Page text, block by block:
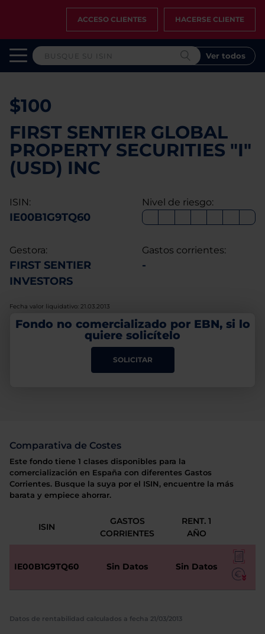
ACCESO CLIENTES HACERSE CLIENTE
Ver todos
$100
FIRST SENTIER GLOBAL
PROPERTY SECURITIES "I"
(USD) INC
ISIN:
IE00B1G9TQ60
Nivel de riesgo:
Gestora:
FIRST SENTIER
INVESTORS
Gastos corrientes:
-
Fecha valor liquidativo: 21.03.2013
Fondo no comercializado por EBN, si lo
quiere solicítelo
SOLICITAR
Comparativa de Costes
Este fondo tiene 1 clases disponibles para la
comercialización en España con diferentes Gastos
Corrientes. Busque la suya por el ISIN, encuentre la más
barata y empiece ahorrar.
ISIN
GASTOS
CORRIENTES
RENT. 1
AÑO
IE00B1G9TQ60 Sin Datos Sin Datos
Datos de rentabilidad calculados a fecha 21/03/2013